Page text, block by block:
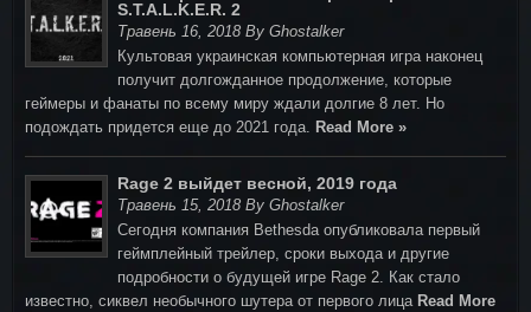
S.T.A.L.K.E.R. 2
Травень 16, 2018 By Ghostalker
Культовая украинская компьютерная игра наконец
получит долгожданное продолжение, которые
геймеры и фанаты по всему миру ждали долгие 8 лет. Но
подождать придется еще до 2021 года. Read More »
Rage 2 выйдет весной, 2019 года
Травень 15, 2018 By Ghostalker
Cегодня компания Bethesda опубликовала первый
геймплейный трейлер, сроки выхода и другие
подробности о будущей игре Rage 2. Как стало
известно, сиквел необычного шутера от первого лица Read More